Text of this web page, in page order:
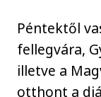
Péntektől
fellegvára,
illetve a
otthont a